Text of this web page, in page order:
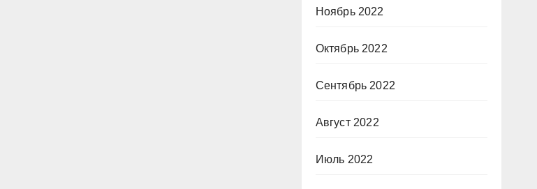
Ноябрь 2022
Октябрь 2022
Сентябрь 2022
Август 2022
Июль 2022